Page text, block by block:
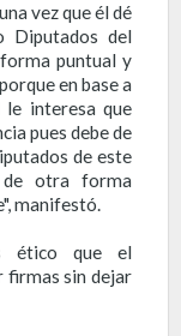
vez que él dé
Diputados del
puntual y
en base a
interesa que
pues debe de
de este
otra forma
manifestó.
ético que el
firmas sin dejar